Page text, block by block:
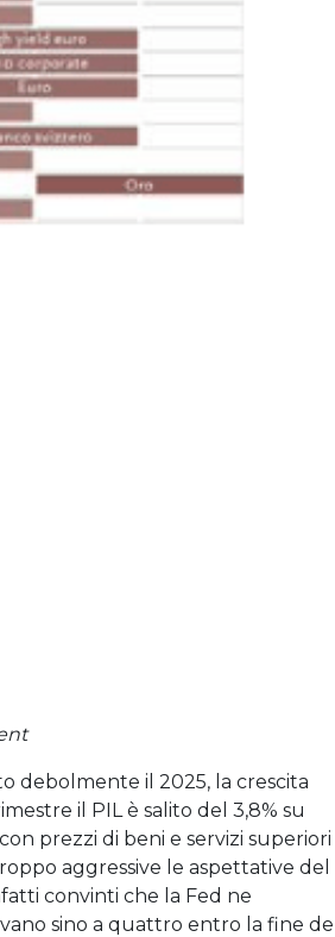
debolmente il 2025, la crescita
il PIL è salito del 3,8% su
prezzi di beni e servizi superiori
aggressive le aspettative del
convinti che la Fed ne
sino a quattro entro la fine del